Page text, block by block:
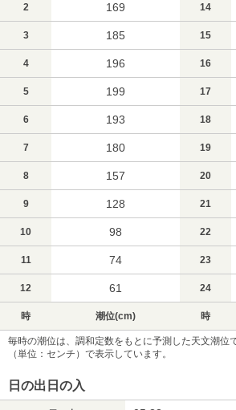
2 169 14
3 185 15
4 196 16
5 199 17
6 193 18
7 180 19
8 157 20
9 128 21
10 98 22
11 74 23
12 61 24
時 潮位(cm) 時
毎時の潮位は、調和定数をもとに予測した天文潮位
（単位：センチ）で表示しています。
日の出日の入